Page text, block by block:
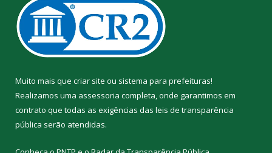
Muito mais que criar site ou sistema para prefeituras!
Realizamos uma assessoria completa, onde garantimos em
contrato que todas as exigências das leis de transparência
pública serão atendidas.